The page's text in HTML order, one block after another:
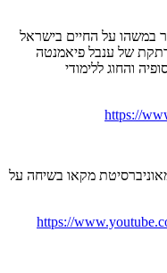
במשהו על החיים בישראל
של ענבל פיאמנטה
והחוג ללימודי
https://
מאוניברסיטת מקאו בשיחה על
https://